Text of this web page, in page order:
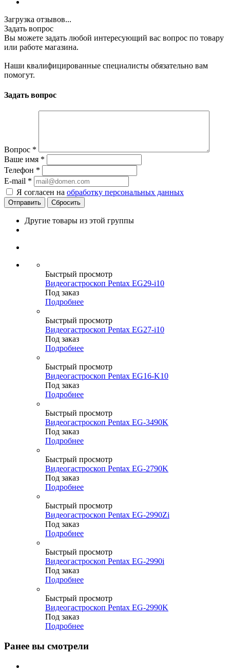
Загрузка отзывов...
Задать вопрос
Вы можете задать любой интересующий вас вопрос по товару
или работе магазина.
Наши квалифицированные специалисты обязательно вам
помогут.
Задать вопрос
Вопрос *
Ваше имя *
Телефон *
E-mail *
Я согласен на обработку персональных данных
Сбросить
Другие товары из этой группы
Быстрый просмотр
Видеогастроскоп Pentax EG29-i10
Под заказ
Подробнее
Быстрый просмотр
Видеогастроскоп Pentax EG27-i10
Под заказ
Подробнее
Быстрый просмотр
Видеогастроскоп Pentax EG16-K10
Под заказ
Подробнее
Быстрый просмотр
Видеогастроскоп Pentax EG-3490K
Под заказ
Подробнее
Быстрый просмотр
Видеогастроскоп Pentax EG-2790K
Под заказ
Подробнее
Быстрый просмотр
Видеогастроскоп Pentax EG-2990Zi
Под заказ
Подробнее
Быстрый просмотр
Видеогастроскоп Pentax EG-2990i
Под заказ
Подробнее
Быстрый просмотр
Видеогастроскоп Pentax EG-2990K
Под заказ
Подробнее
Ранее вы смотрели